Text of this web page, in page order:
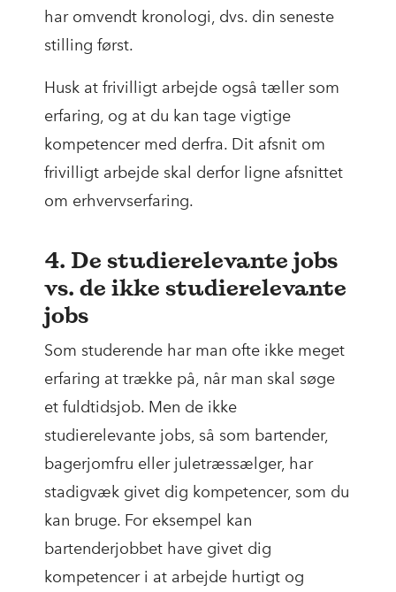
har omvendt kronologi, dvs. din seneste
stilling først.
Husk at frivilligt arbejde også tæller som
erfaring, og at du kan tage vigtige
kompetencer med derfra. Dit afsnit om
frivilligt arbejde skal derfor ligne afsnittet
om erhvervserfaring.
4. De studierelevante jobs
vs. de ikke studierelevante
jobs
Som studerende har man ofte ikke meget
erfaring at trække på, når man skal søge
et fuldtidsjob. Men de ikke
studierelevante jobs, så som bartender,
bagerjomfru eller juletræssælger, har
stadigvæk givet dig kompetencer, som du
kan bruge. For eksempel kan
bartenderjobbet have givet dig
kompetencer i at arbejde hurtigt og